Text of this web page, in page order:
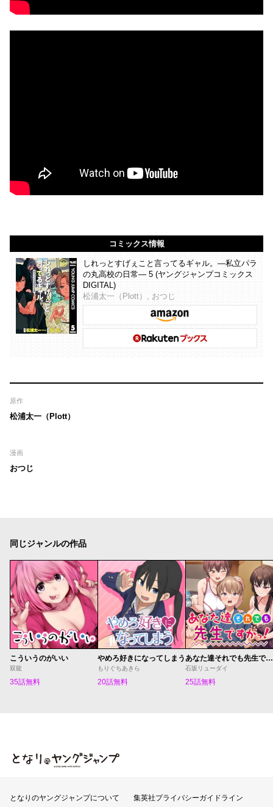
コミックス情報
しれっとすげぇこと言ってるギャル。―私立パラ
の丸高校の日常― 5 (ヤングジャンプコミックス
DIGITAL)
松浦太一（Plott）, おつじ
原作
松浦太一（Plott）
漫画
おつじ
同じジャンルの作品
こういうのがいい
双龍
35話無料
やめろ好きになってしまう
もりぐちあきら
20話無料
あなた達それでも先生ですかっ！
石坂リューダイ
25話無料
となりのヤングジャンプ
となりのヤングジャンプについて 集英社プライバシーガイドライン